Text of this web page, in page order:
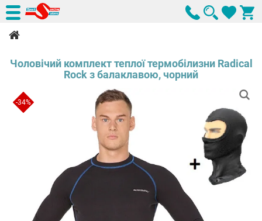
Чоловічий комплект теплої термобілизни Radical
Rock з балаклавою, чорний
-34%